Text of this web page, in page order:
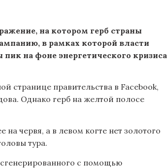
на котором герб страны
в рамках которой власти
на фоне энергетического кризиса
странице правительства в Facebook,
Однако герб на желтой полосе
червя, а в левом когте нет золотого
тура.
с помощью